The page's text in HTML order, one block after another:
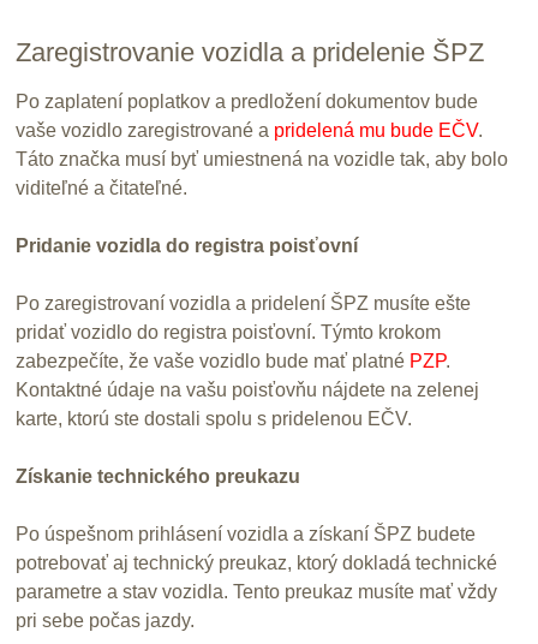
Zaregistrovanie vozidla a pridelenie ŠPZ
Po zaplatení poplatkov a predložení dokumentov bude
vaše vozidlo zaregistrované a pridelená mu bude EČV.
Táto značka musí byť umiestnená na vozidle tak, aby bolo
viditeľné a čitateľné.
Pridanie vozidla do registra poisťovní
Po zaregistrovaní vozidla a pridelení ŠPZ musíte ešte
pridať vozidlo do registra poisťovní. Týmto krokom
zabezpečíte, že vaše vozidlo bude mať platné PZP.
Kontaktné údaje na vašu poisťovňu nájdete na zelenej
karte, ktorú ste dostali spolu s pridelenou EČV.
Získanie technického preukazu
Po úspešnom prihlásení vozidla a získaní ŠPZ budete
potrebovať aj technický preukaz, ktorý dokladá technické
parametre a stav vozidla. Tento preukaz musíte mať vždy
pri sebe počas jazdy.